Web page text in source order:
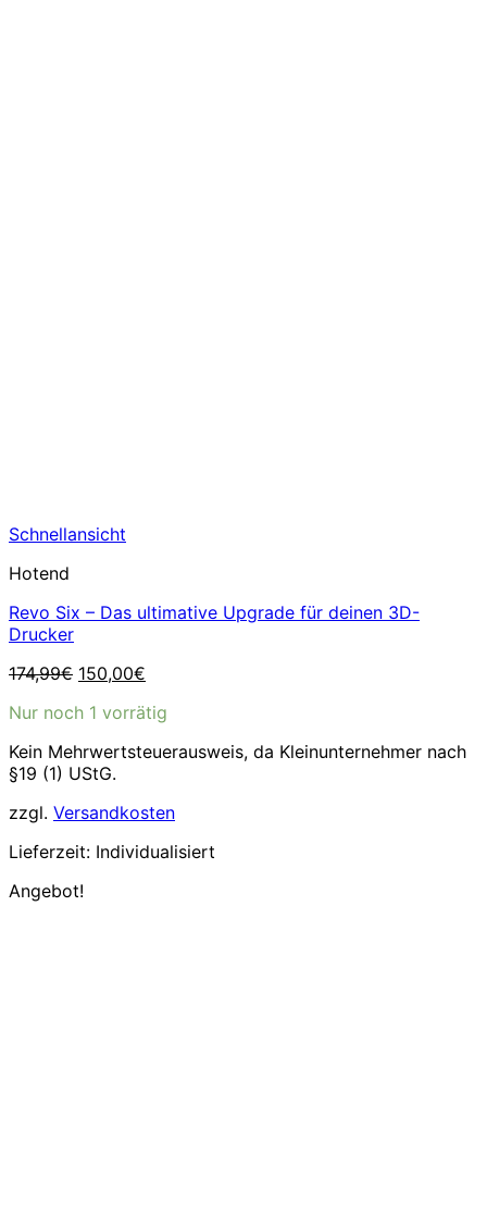
Schnellansicht
Hotend
Revo Six – Das ultimative Upgrade für deinen 3D-
Drucker
174,99€ Ursprünglicher
war:
150,00€
ist:
Nur noch 1 vorrätig
Kein Mehrwertsteuerausweis, da Kleinunternehmer nach
§19 (1) UStG.
zzgl. Versandkosten
Lieferzeit: Individualisiert
Angebot!